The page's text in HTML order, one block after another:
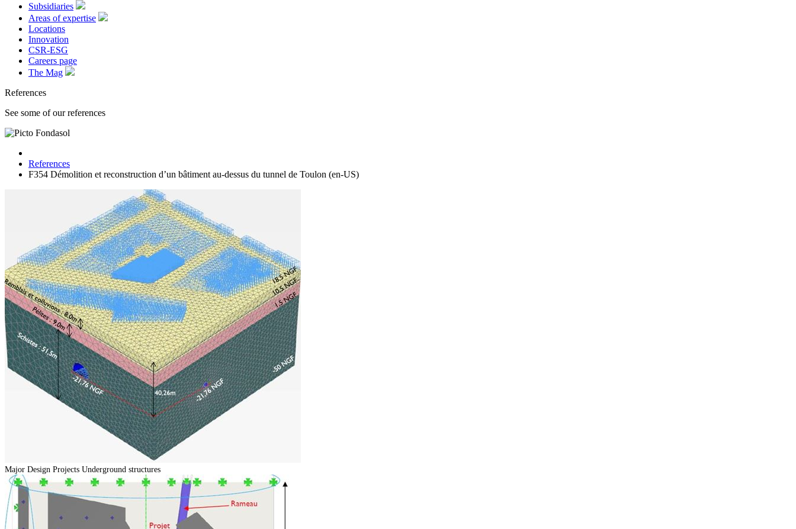
Subsidiaries
Areas of expertise
Locations
Innovation
CSR-ESG
Careers page
The Mag
References
See some of our references
References
F354 Démolition et reconstruction d’un bâtiment au-dessus du tunnel de Toulon (en-US)
Major Design Projects Underground structures